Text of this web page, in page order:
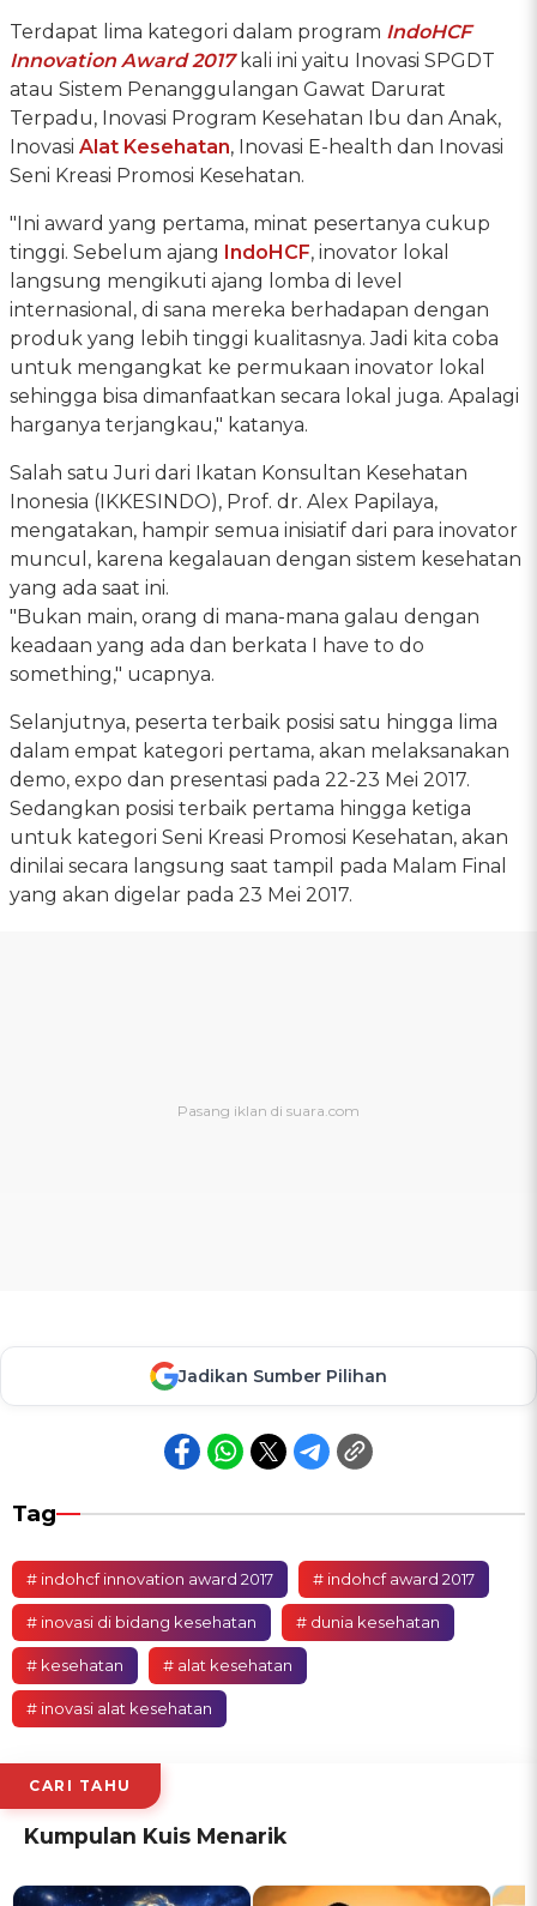
Terdapat lima kategori dalam program IndoHCF
Innovation Award 2017kali ini yaitu Inovasi SPGDT
atau Sistem Penanggulangan Gawat Darurat
Terpadu, Inovasi Program Kesehatan Ibu dan Anak,
Inovasi Alat Kesehatan, Inovasi E-health dan Inovasi
Seni Kreasi Promosi Kesehatan.
"Ini award yang pertama, minat pesertanya cukup
tinggi. Sebelum ajang IndoHCF, inovator lokal
langsung mengikuti ajang lomba di level
internasional, di sana mereka berhadapan dengan
produk yang lebih tinggi kualitasnya. Jadi kita coba
untuk mengangkat ke permukaan inovator lokal
sehingga bisa dimanfaatkan secara lokal juga. Apalagi
harganya terjangkau," katanya.
Salah satu Juri dari Ikatan Konsultan Kesehatan
Inonesia (IKKESINDO), Prof. dr. Alex Papilaya,
mengatakan, hampir semua inisiatif dari para inovator
muncul, karena kegalauan dengan sistem kesehatan
yang ada saat ini.
"Bukan main, orang di mana-mana galau dengan
keadaan yang ada dan berkata I have to do
something," ucapnya.
Selanjutnya, peserta terbaik posisi satu hingga lima
dalam empat kategori pertama, akan melaksanakan
demo, expo dan presentasi pada 22-23 Mei 2017.
Sedangkan posisi terbaik pertama hingga ketiga
untuk kategori Seni Kreasi Promosi Kesehatan, akan
dinilai secara langsung saat tampil pada Malam Final
yang akan digelar pada 23 Mei 2017.
Jadikan Sumber Pilihan
Tag
# indohcf innovation award 2017 # indohcf award 2017
# inovasi di bidang kesehatan # dunia kesehatan
# kesehatan # alat kesehatan
# inovasi alat kesehatan
CARI TAHU
Kumpulan Kuis Menarik